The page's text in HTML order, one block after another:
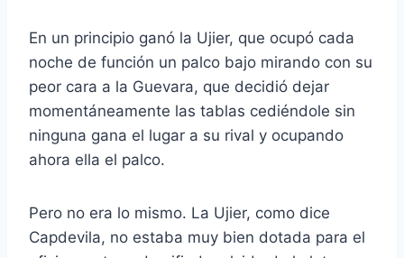
En un principio ganó la Ujier, que ocupó cada
noche de función un palco bajo mirando con su
peor cara a la Guevara, que decidió dejar
momentáneamente las tablas cediéndole sin
ninguna gana el lugar a su rival y ocupando
ahora ella el palco.
Pero no era lo mismo. La Ujier, como dice
Capdevila, no estaba muy bien dotada para el